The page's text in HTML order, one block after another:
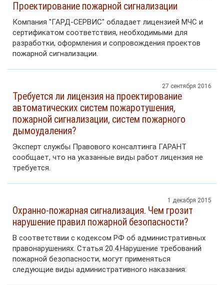
Проектирование пожарной сигнализации
Компания "ГАРД-СЕРВИС" обладает лицензией МЧС и
сертификатом соответствия, необходимыми для
разработки, оформления и сопровождения проектов
пожарной сигнализации.
27 сентября 2016
Требуется ли лицензия на проектирование
автоматических систем пожаротушения,
пожарной сигнализации, систем пожарного
дымоудаления?
Эксперт службы Правового консалтинга ГАРАНТ
сообщает, что на указанные виды работ лицензия не
требуется.
1 декабря 2015
Охранно-пожарная сигнализация. Чем грозит
нарушение правил пожарной безопасности?
В соответствии с кодексом РФ об административных
правонарушениях. Статья 20.4.Нарушение требований
пожарной безопасности, могут применяться
следующие виды административного наказания: